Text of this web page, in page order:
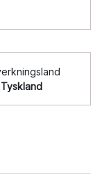
Tyskland